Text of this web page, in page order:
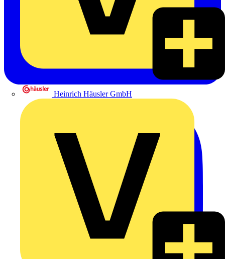
Heinrich Häusler GmbH